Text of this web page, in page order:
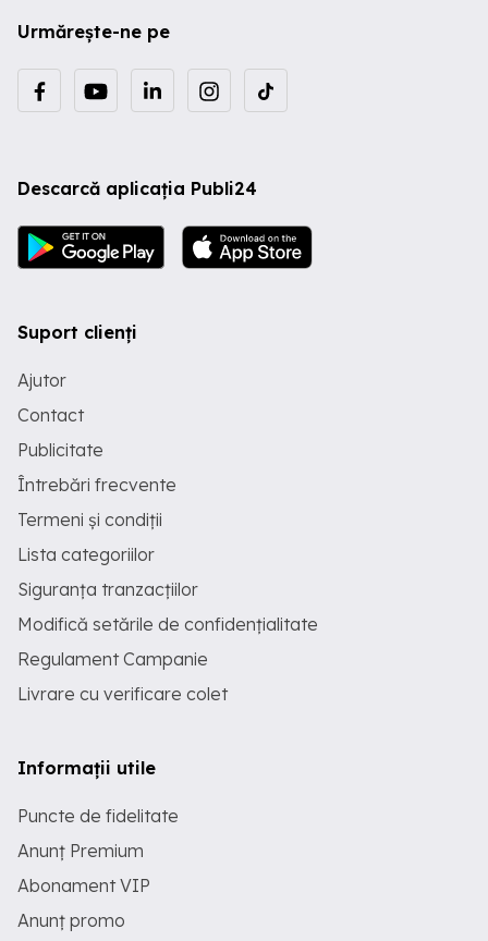
Urmărește-ne pe
Descarcă aplicația Publi24
Suport clienți
Ajutor
Contact
Publicitate
Întrebări frecvente
Termeni și condiții
Lista categoriilor
Siguranța tranzacțiilor
Modifică setările de confidențialitate
Regulament Campanie
Livrare cu verificare colet
Informații utile
Puncte de fidelitate
Anunț Premium
Abonament VIP
Anunț promo